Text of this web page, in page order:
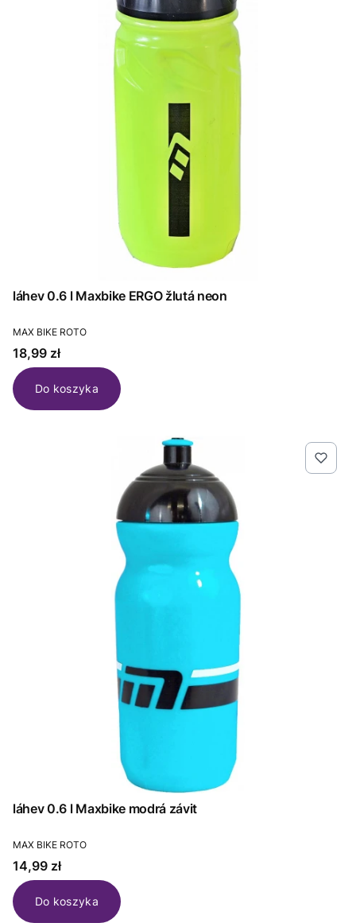
láhev 0.6 l Maxbike ERGO žlutá neon
PRODUCENT
MAX BIKE ROTO
Cena
18,99 zł
Do koszyka
láhev 0.6 l Maxbike modrá závit
PRODUCENT
MAX BIKE ROTO
Cena
14,99 zł
Do koszyka